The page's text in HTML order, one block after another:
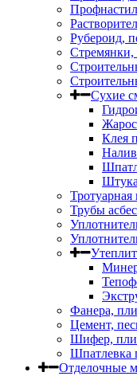
Рубероид,
Стремянки,
Сухие
Клея
Трубы
Фанера,
Цемент,
Шифер,
Шпатлевка
Отделочные